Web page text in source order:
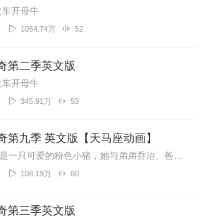
车开母牛
1054.74万 52
第二季英文版
车开母牛
345.91万 53
第九季 英文版【天马座动画】
小猪佩奇是一只可爱的粉色小猪，她与弟弟乔治、爸爸、妈妈快乐地住在一起。小猪佩奇最喜欢做的事情是玩游戏，打扮的漂漂亮亮，度假，以及住在小泥坑里快乐的跳上跳下。除了...
108.19万 60
第三季英文版